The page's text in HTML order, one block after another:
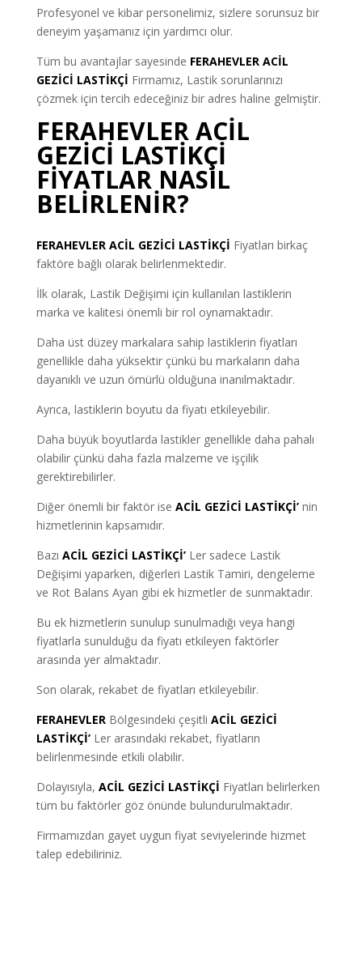
Profesyonel ve kibar personelimiz, sizlere sorunsuz bir
deneyim yaşamanız için yardımcı olur.
Tüm bu avantajlar sayesinde FERAHEVLER ACİL
GEZİCİ LASTİKÇİ Firmamız, Lastik sorunlarınızı
çözmek için tercih edeceğiniz bir adres haline gelmiştir.
FERAHEVLER ACİL
GEZİCİ LASTİKÇİ
FİYATLAR NASIL
BELİRLENİR?
FERAHEVLER ACİL GEZİCİ LASTİKÇİ Fiyatları birkaç
faktöre bağlı olarak belirlenmektedir.
İlk olarak, Lastik Değişimi için kullanılan lastiklerin
marka ve kalitesi önemli bir rol oynamaktadır.
Daha üst düzey markalara sahip lastiklerin fiyatları
genellikle daha yüksektir çünkü bu markaların daha
dayanıklı ve uzun ömürlü olduğuna inanılmaktadır.
Ayrıca, lastiklerin boyutu da fiyatı etkileyebilir.
Daha büyük boyutlarda lastikler genellikle daha pahalı
olabilir çünkü daha fazla malzeme ve işçilik
gerektirebilirler.
Diğer önemli bir faktör ise ACİL GEZİCİ LASTİKÇİ’nin
hizmetlerinin kapsamıdır.
Bazı ACİL GEZİCİ LASTİKÇİ’ Ler sadece Lastik
Değişimi yaparken, diğerleri Lastik Tamiri, dengeleme
ve Rot Balans Ayarı gibi ek hizmetler de sunmaktadır.
Bu ek hizmetlerin sunulup sunulmadığı veya hangi
fiyatlarla sunulduğu da fiyatı etkileyen faktörler
arasında yer almaktadır.
Son olarak, rekabet de fiyatları etkileyebilir.
FERAHEVLERBölgesindeki çeşitli ACİL GEZİCİ
LASTİKÇİ’ Ler arasındaki rekabet, fiyatların
belirlenmesinde etkili olabilir.
Dolayısıyla, ACİL GEZİCİ LASTİKÇİ Fiyatları belirlerken
tüm bu faktörler göz önünde bulundurulmaktadır.
Firmamızdan gayet uygun fiyat seviyelerinde hizmet
talep edebiliriniz.